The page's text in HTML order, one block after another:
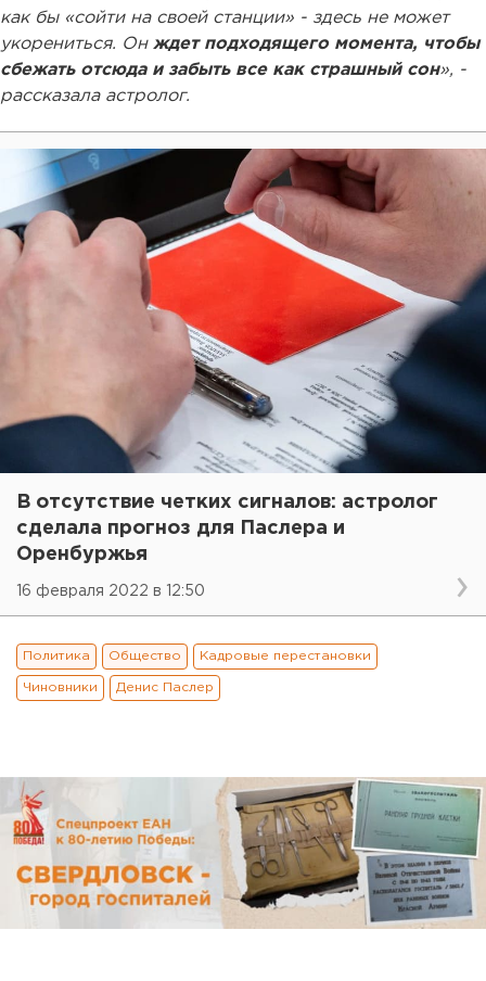
как бы «сойти на своей станции» - здесь не может
укорениться. Он ждет подходящего момента, чтобы
сбежать отсюда и забыть все как страшный сон», -
рассказала астролог.
В отсутствие четких сигналов: астролог
сделала прогноз для Паслера и
Оренбуржья
16 февраля 2022 в 12:50
Политика Общество Кадровые перестановки
Чиновники Денис Паслер